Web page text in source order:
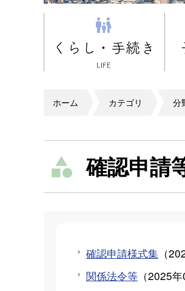
ホーム カテゴリ 分
確認申請
確認申請様式集 （
関係法令等 （2025年